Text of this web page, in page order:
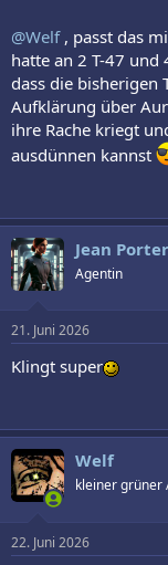
verlässliche Basis
@Welf, passt das
hatte an 2 T-47 und
dass die bisherigen
Aufklärung über
ihre Rache kriegt
ausdünnen kannst
Jean
Agentin
21. Juni 2026
Klingt super
Welf
kleiner grüner
22. Juni 2026